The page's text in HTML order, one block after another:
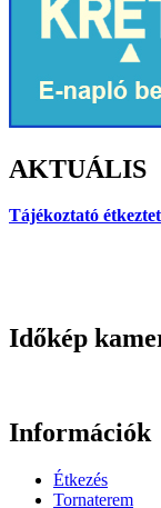
AKTUÁLIS
Tájékoztató
Időkép
Információk
Étkezés
Tornaterem